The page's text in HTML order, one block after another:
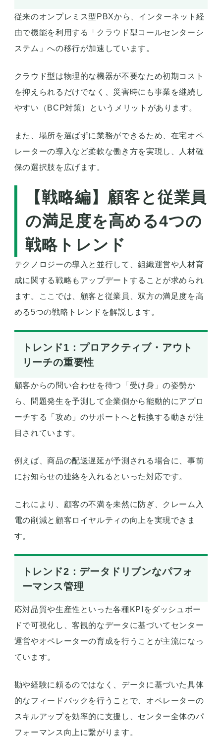
従来のオンプレミス型PBXから、インターネット経
由で機能を利用する「クラウド型コールセンターシ
ステム」への移行が加速しています。
クラウド型は物理的な機器が不要なため初期コスト
を抑えられるだけでなく、災害時にも事業を継続し
やすい（BCP対策）というメリットがあります。
また、場所を選ばずに業務ができるため、在宅オペ
レーターの導入など柔軟な働き方を実現し、人材確
保の選択肢を広げます。
【戦略編】顧客と従業員
の満足度を高める4つの
戦略トレンド
テクノロジーの導入と並行して、組織運営や人材育
成に関する戦略もアップデートすることが求められ
ます。ここでは、顧客と従業員、双方の満足度を高
める5つの戦略トレンドを解説します。
トレンド1：プロアクティブ・アウト
リーチの重要性
顧客からの問い合わせを待つ「受け身」の姿勢か
ら、問題発生を予測して企業側から能動的にアプロ
ーチする「攻め」のサポートへと転換する動きが注
目されています。
例えば、商品の配送遅延が予測される場合に、事前
にお知らせの連絡を入れるといった対応です。
これにより、顧客の不満を未然に防ぎ、クレーム入
電の削減と顧客ロイヤルティの向上を実現できま
す。
トレンド2：データドリブンなパフォ
ーマンス管理
応対品質や生産性といった各種KPIをダッシュボー
ドで可視化し、客観的なデータに基づいてセンター
運営やオペレーターの育成を行うことが主流になっ
ています。
勘や経験に頼るのではなく、データに基づいた具体
的なフィードバックを行うことで、オペレーターの
スキルアップを効率的に支援し、センター全体のパ
フォーマンス向上に繋がります。